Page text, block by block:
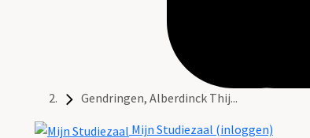
Gendringen, Alberdinck Thij...
Mijn Studiezaal (inloggen)